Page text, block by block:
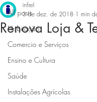
All posts
Habitação
Comercio e Serviços
Ensino e Cultura
Saúde
Instalações Agrícolas
Renova Loja &
infrel
3 de dez. de 2018 1 min